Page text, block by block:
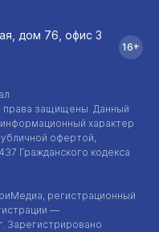
права защищены. Данный
характер
офертой,
Гражданского кодекса
регистрационный
—
Зарегистрировано
дом 76, офис 3
16+